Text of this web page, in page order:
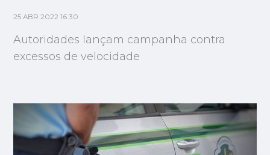
25 ABR 2022 16:30
Autoridades lançam campanha contra
excessos de velocidade